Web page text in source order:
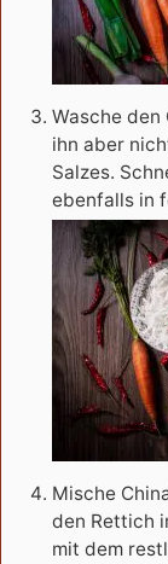
Wasche den
ihn aber
Salzes.
ebenfalls in
Mische
den Rettich
mit dem